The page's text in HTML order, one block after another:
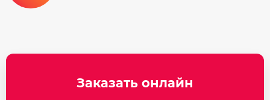
Заказать онлайн